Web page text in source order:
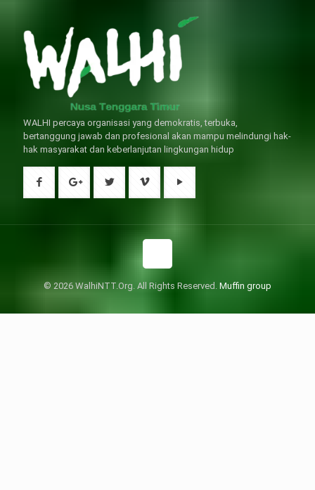
WALHI percaya organisasi yang demokratis, terbuka,
bertanggung jawab dan profesional akan mampu melindungi hak-
hak masyarakat dan keberlanjutan lingkungan hidup
© 2026 WalhiNTT.Org. All Rights Reserved. Muffin group